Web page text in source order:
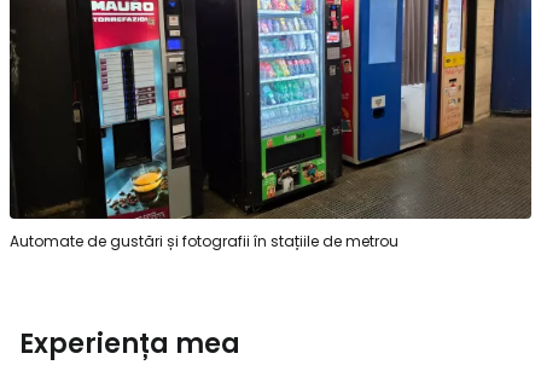
Automate de gustări și fotografii în stațiile de metrou
Experiența mea